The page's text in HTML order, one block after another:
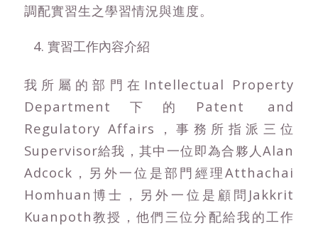
調配實習生之學習情況與進度。
實習工作內容介紹
我所屬的部門在Intellectual Property
Department下的Patent and
Regulatory Affairs，事務所指派三位
Supervisor給我，其中一位即為合夥人Alan
Adcock，另外一位是部門經理Atthachai
Homhuan博士，另外一位是顧問Jakkrit
Kuanpoth教授，他們三位分配給我的工作